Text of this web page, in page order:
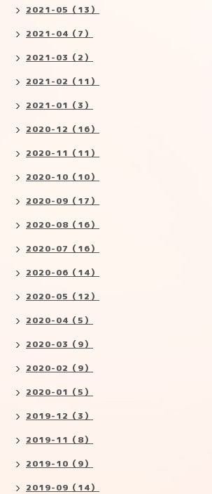
2021-05（13）
2021-04（7）
2021-03（2）
2021-02（11）
2021-01（3）
2020-12（16）
2020-11（11）
2020-10（10）
2020-09（17）
2020-08（16）
2020-07（16）
2020-06（14）
2020-05（12）
2020-04（5）
2020-03（9）
2020-02（9）
2020-01（5）
2019-12（3）
2019-11（8）
2019-10（9）
2019-09（14）